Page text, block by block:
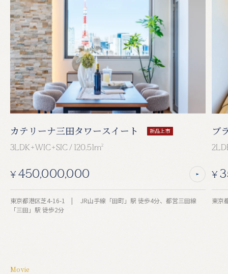
カテリーナ三田タワースイート 新品上市
3LDK+WIC+SIC / 120.51m2
¥ 450,000,000
東京都港区芝4-16-1 | JR山手線「田町」駅 徒歩4分、都営三田線
「三田」駅 徒歩2分
ブ
¥
Movie